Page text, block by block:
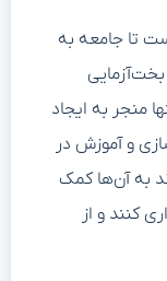
تا جامعه به
بخت‌آزمایی
منجر به ایجاد
و آموزش در
به آن‌ها کمک
کنند و از